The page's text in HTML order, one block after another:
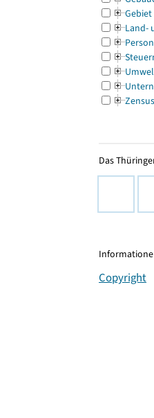
Gebiet
Land-
Zensus
Das
Copyright